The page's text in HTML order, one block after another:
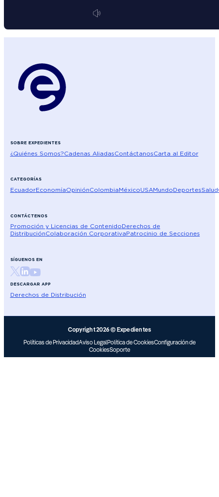
SOBRE EXPEDIENTES
¿Quiénes Somos?Cadenas AliadasContáctanosCarta al Editor
CATEGORÍAS
EcuadorEconomíaOpiniónColombiaMéxicoUSAMundoDeportesSalud
CONTÁCTENOS
Promoción y Licencias de ContenidoDerechos de
DistribuciónColaboración CorporativaPatrocinio de Secciones
SÍGUENOS EN
DESCARGAR APP
Derechos de Distribución
Copyright 2026 © Expedientes
Políticas de PrivacidadAviso LegalPolítica de CookiesConfiguración de
CookiesSoporte